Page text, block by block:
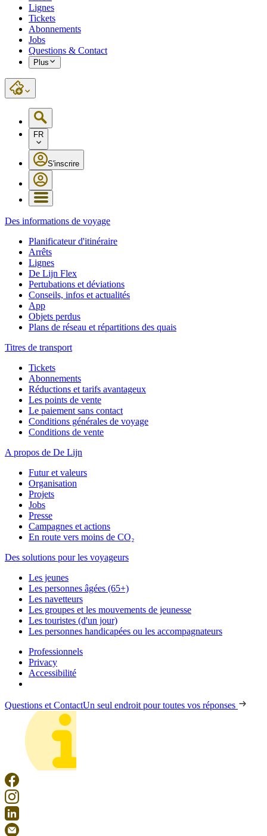
Lignes
Tickets
Abonnements
Jobs
Questions & Contact
Plus
FR
S'inscrire
Des informations de voyage
Planificateur d'itinéraire
Arrêts
Lignes
De Lijn Flex
Pertubations et déviations
Conseils, infos et actualités
App
Objets perdus
Plans de réseau et répartitions des quais
Titres de transport
Tickets
Abonnements
Réductions et tarifs avantageux
Les points de vente
Le paiement sans contact
Conditions générales de voyage
Conditions de vente
A propos de De Lijn
Futur et valeurs
Organisation
Projets
Jobs
Presse
Campagnes et actions
En route vers moins de CO₂
Des solutions pour les voyageurs
Les jeunes
Les personnes âgées (65+)
Les navetteurs
Les groupes et les mouvements de jeunesse
Les touristes (d'un jour)
Les personnes handicapées ou les accompagnateurs
Professionnels
Privacy
Accessibilité
Questions et ContactUn seul endroit pour toutes vos réponses